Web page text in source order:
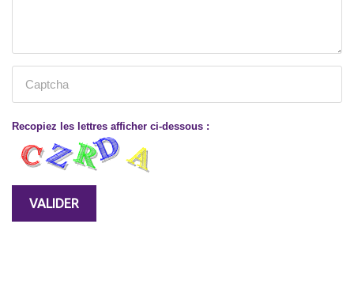
Recopiez les lettres afficher ci-dessous :